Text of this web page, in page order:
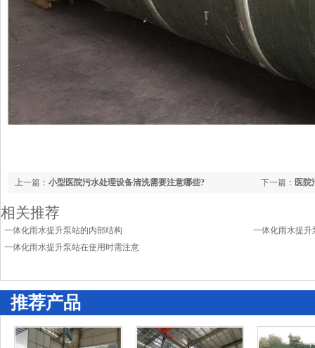
下一篇： 医院
上一篇： 小型医院污水处理设备清洗需要注意哪些?
相关推荐
一体化雨水提升泵站的内部结构
一体化雨水提升
一体化雨水提升泵站在使用时需注意
推荐产品